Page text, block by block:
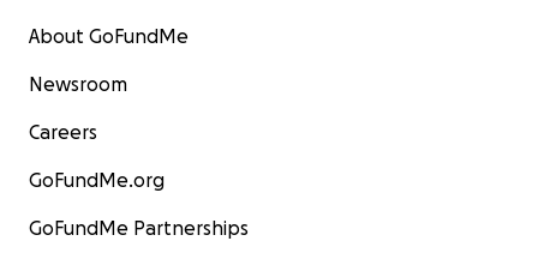
About GoFundMe
Newsroom
Careers
GoFundMe.org
GoFundMe Partnerships